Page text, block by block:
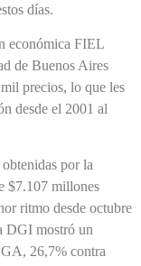
días.
económica FIEL
de Buenos Aires
precios, lo que les
desde el 2001 al
por la
$7.107 millones
ritmo desde octubre
DGI mostró un
26,7% contra